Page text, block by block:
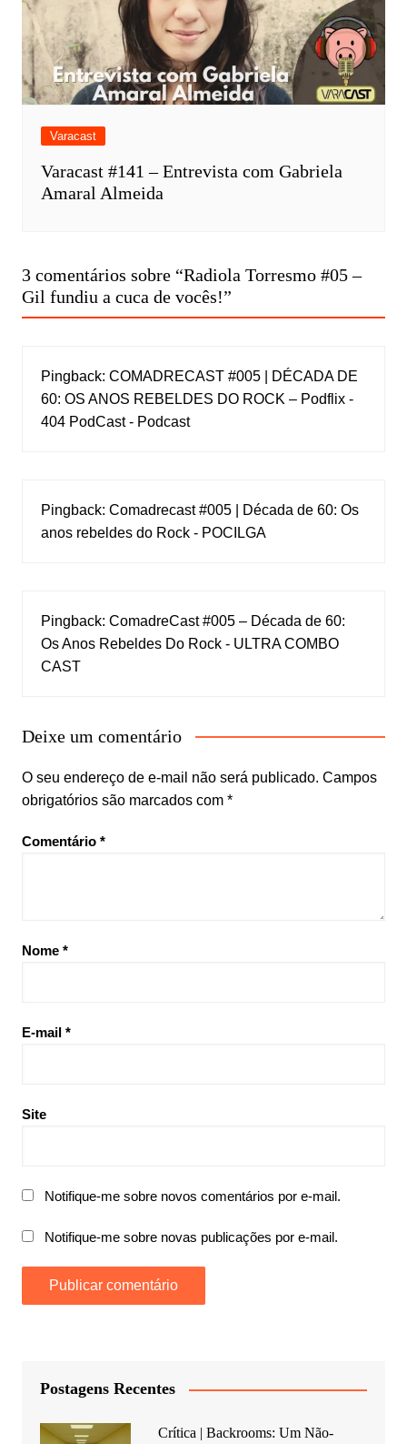
Varacast
Varacast #141 – Entrevista com Gabriela
Amaral Almeida
3 comentários sobre “Radiola Torresmo #05 –
Gil fundiu a cuca de vocês!”
Pingback: COMADRECAST #005 | DÉCADA DE
60: OS ANOS REBELDES DO ROCK – Podflix -
404 PodCast - Podcast
Pingback: Comadrecast #005 | Década de 60: Os
anos rebeldes do Rock - POCILGA
Pingback: ComadreCast #005 – Década de 60:
Os Anos Rebeldes Do Rock - ULTRA COMBO
CAST
Deixe um comentário
O seu endereço de e-mail não será publicado. Campos
obrigatórios são marcados com *
Comentário *
Nome *
E-mail *
Site
Notifique-me sobre novos comentários por e-mail.
Notifique-me sobre novas publicações por e-mail.
Postagens Recentes
Crítica | Backrooms: Um Não-